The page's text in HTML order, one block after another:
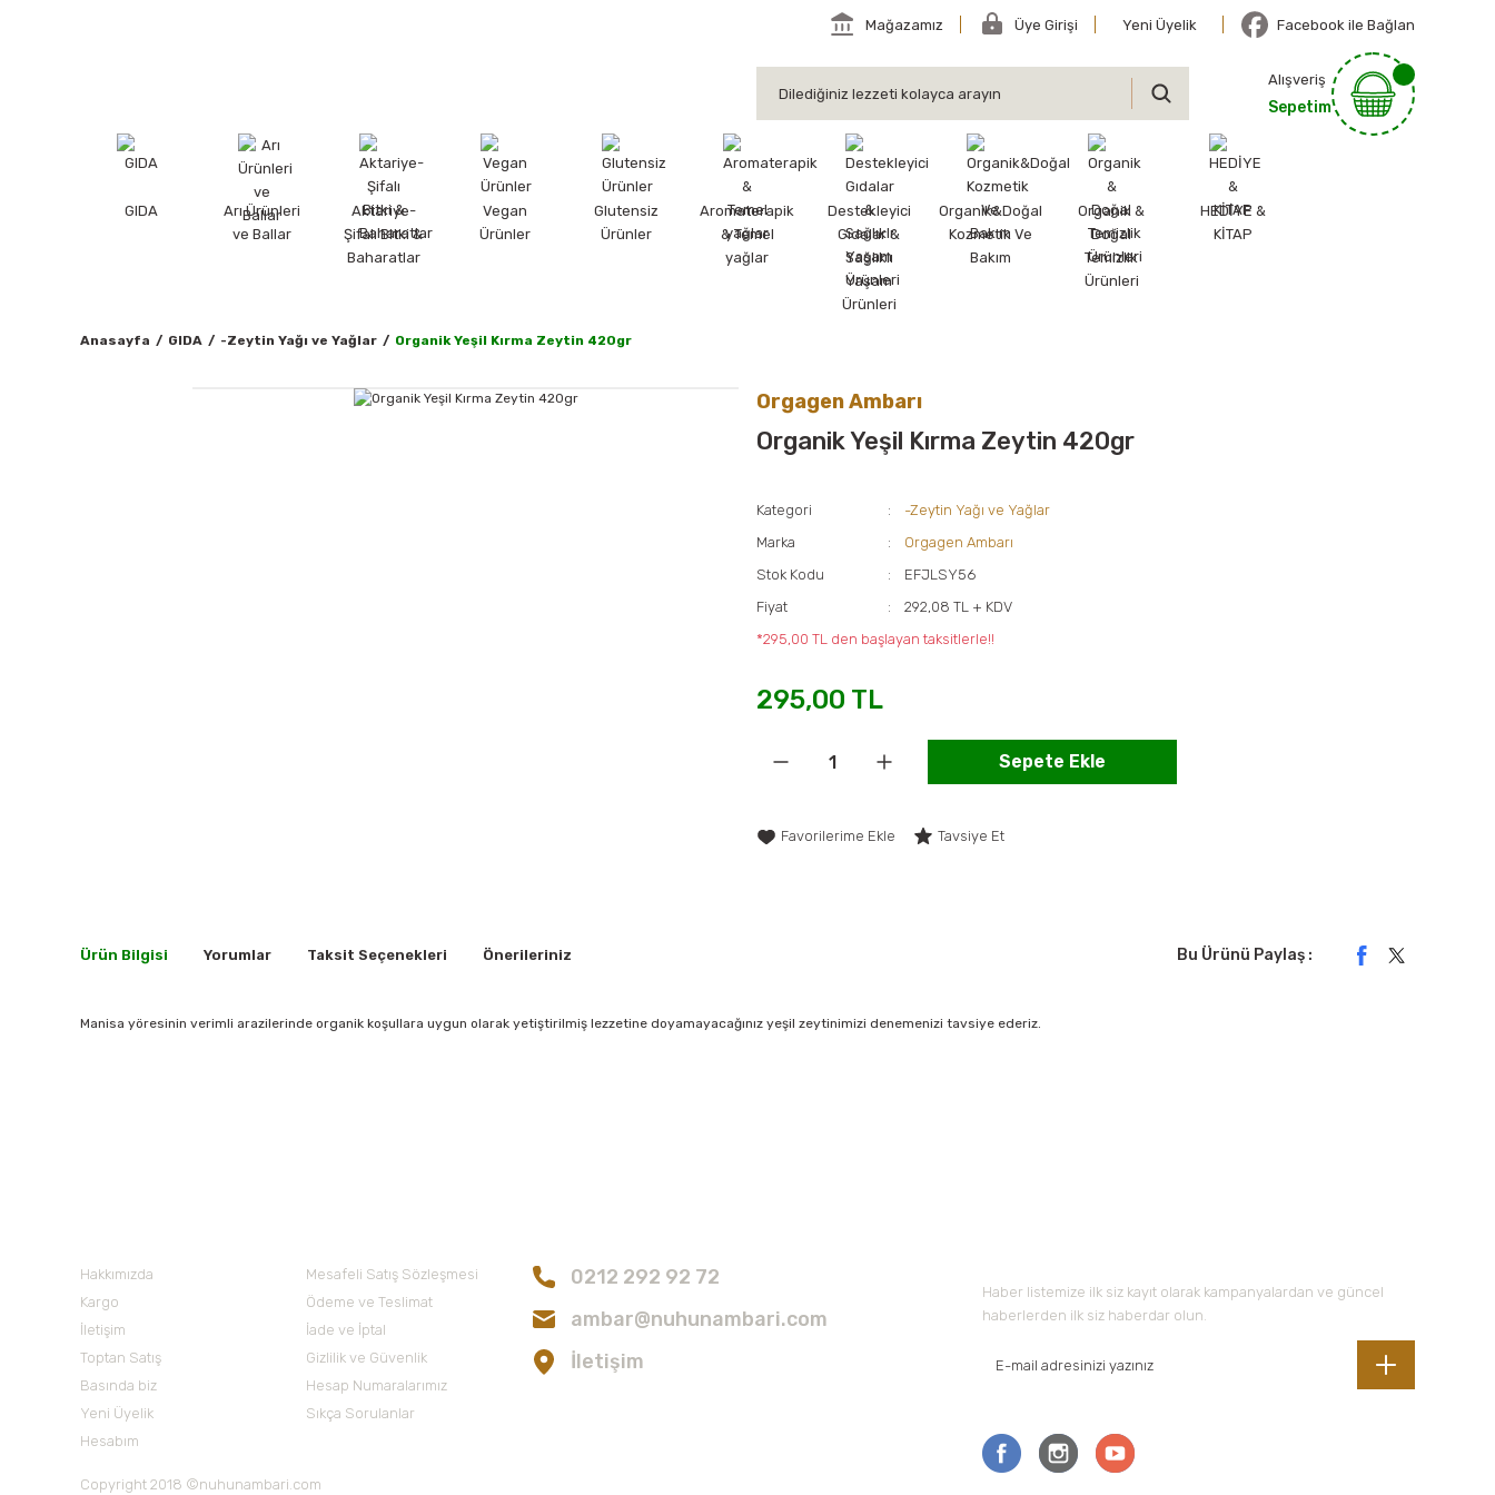
Mağazamız Üye Girişi Yeni Üyelik Facebook ile Bağlan
Alışveriş
Sepetim
GIDA
Arı Ürünleri
ve Ballar
Aktariye-
Şifalı Bitki &
Baharatlar
Vegan
Ürünler
Glutensiz
Ürünler
Aromaterapik
& Temel
yağlar
Destekleyici
Gıdalar &
Sağlıklı
Yaşam
Ürünleri
Organik&Doğal
Kozmetik Ve
Bakım
Organik &
Doğal
Temizlik
Ürünleri
HEDİYE &
KİTAP
Anasayfa GIDA -Zeytin Yağı ve Yağlar Organik Yeşil Kırma Zeytin 420gr
Orgagen Ambarı
Organik Yeşil Kırma Zeytin 420gr
Kategori
-Zeytin Yağı ve Yağlar
Marka
Orgagen Ambarı
Stok Kodu
EFJLSY56
Fiyat
292,08 TL + KDV
*295,00 TL den başlayan taksitlerle!!
295,00 TL
Sepete Ekle
Tavsiye Et
Ürün Bilgisi Yorumlar Taksit Seçenekleri Önerileriniz Bu Ürünü Paylaş :
Manisa yöresinin verimli arazilerinde organik koşullara uygun olarak yetiştirilmiş lezzetine doyamayacağınız yeşil zeytinimizi denemenizi tavsiye ederiz.
Hakkımızda
Kargo
İletişim
Toptan Satış
Basında biz
Yeni Üyelik
Hesabım
Mesafeli Satış Sözleşmesi
Ödeme ve Teslimat
İade ve İptal
Gizlilik ve Güvenlik
Hesap Numaralarımız
Sıkça Sorulanlar
0212 292 92 72
ambar@nuhunambari.com
İletişim
Haber listemize ilk siz kayıt olarak kampanyalardan ve güncel
haberlerden ilk siz haberdar olun.
Copyright 2018 ©nuhunambari.com